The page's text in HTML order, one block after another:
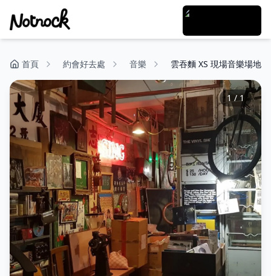
首頁 約會好去處 音樂 雲吞麵 XS 現場音樂場地
1 /1